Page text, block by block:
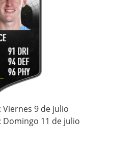
Viernes 9 de julio
Domingo 11 de julio